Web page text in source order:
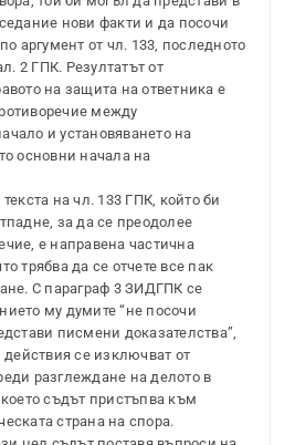
нови факти и да посочи
аргумент от чл. 133, последното
2 ГПК. Резултатът от
на защита на ответника е
между
и установяването на
основни начала на
на чл. 133 ГПК, който би
за да се преодолее
е направена частична
трябва да се отчете все пак
С параграф 3 ЗИДГПК се
му думите “не посочи
писмени доказателства”,
действия се изключват от
разглеждане на делото в
съдът пристъпва към
страна на спора.